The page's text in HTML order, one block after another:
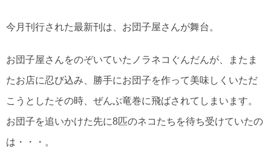
今月刊行された最新刊は、お団子屋さんが舞台。
お団子屋さんをのぞいていたノラネコぐんだんが、またま
たお店に忍び込み、勝手にお団子を作って美味しくいただ
こうとしたその時、ぜんぶ竜巻に飛ばされてしまいます。
お団子を追いかけた先に8匹のネコたちを待ち受けていたの
は・・・。